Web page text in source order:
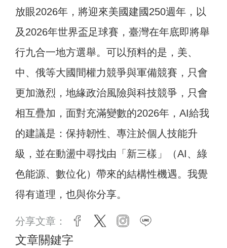
放眼2026年，將迎來美國建國250週年，以
及2026年世界盃足球賽，臺灣在年底即將舉
行九合一地方選舉。可以預料的是，美、
中、俄等大國間權力競爭與軍備競賽，只會
更加激烈，地緣政治風險與科技競爭，只會
相互疊加，面對充滿變數的2026年，AI給我
的建議是：保持韌性、專注於個人技能升
級，並在動盪中尋找由「新三樣」（AI、綠
色能源、數位化）帶來的結構性機遇。我覺
得有道理，也與你分享。
分享文章： facebook
twitter instagram
文章關鍵字